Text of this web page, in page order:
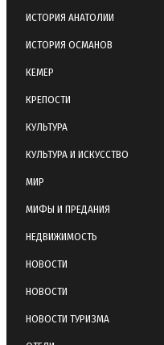
ИСТОРИЯ АНАТОЛИИ
ИСТОРИЯ ОСМАНОВ
КЕМЕР
КРЕПОСТИ
КУЛЬТУРА
КУЛЬТУРА И ИСКУССТВО
МИР
МИФЫ И ПРЕДАНИЯ
НЕДВИЖИМОСТЬ
НОВОСТИ
НОВОСТИ
НОВОСТИ ТУРИЗМА